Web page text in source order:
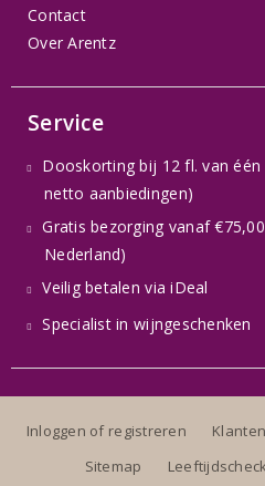
Contact
Over Arentz
Service
Dooskorting bij 12 fl. van
netto aanbiedingen)
Gratis bezorging vanaf
Nederland)
Veilig betalen via iDeal
Specialist in wijngeschenken
Inloggen of registreren
Sitemap